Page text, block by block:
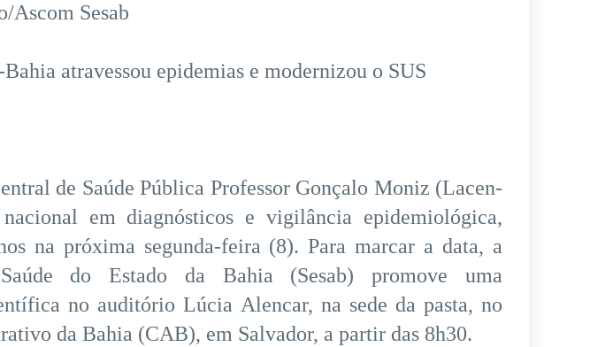
Ascom Sesab
atravessou epidemias e modernizou o SUS
de Saúde Pública Professor Gonçalo Moniz (Lacen-
em diagnósticos e vigilância epidemiológica,
na próxima segunda-feira (8). Para marcar a data, a
do Estado da Bahia (Sesab) promove uma
no auditório Lúcia Alencar, na sede da pasta, no
da Bahia (CAB), em Salvador, a partir das 8h30.